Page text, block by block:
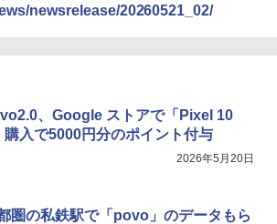
newsrelease/20260521_02/
、Google ストアで「Pixel 10
購入で5000円分のポイント付与
2026年5月20日
圏の私鉄駅で「povo」のデータもら